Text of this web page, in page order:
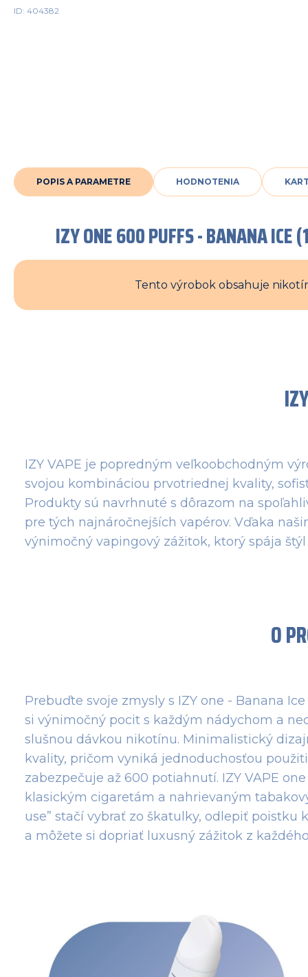
ID: 404382
POPIS A PARAMETRE HODNOTENIA
IZY ONE 600 PUFFS - BANANA
Tento výrobok obsahuje
IZY VAPE je popredným veľkoobchodným
svojou kombináciou prvotriednej kvality,
Produkty sú navrhnuté s dôrazom na
pre tých najnáročnejších vapérov. Vďaka
výnimočný vapingový zážitok, ktorý spája
O
Prebuďte svoje zmysly s IZY one - Banana
si výnimočný pocit s každým nádychom a
slušnou dávkou nikotínu. Minimalistický
kvality, pričom vyniká jednoduchosťou
zabezpečuje až 600 potiahnutí. IZY VAPE
klasickým cigaretám a nahrievaným
use” stačí vybrať zo škatulky, odlepiť
a môžete si dopriať luxusný zážitok z